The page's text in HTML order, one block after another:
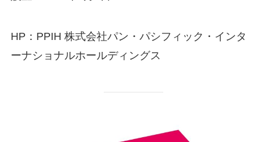
HP：PPIH 株式会社パン・パシフィック・インタ
ーナショナルホールディングス